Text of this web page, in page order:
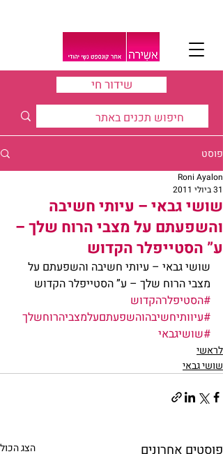
שידור חי
פוסט
שושי גבאי – עיותי חשיבה
והשפעתם על מצבי הרוח שלך –
ע” הסטייפלר הקדוש
Roni Ayalon
31 ביולי 2011
שושי גבאי – עיותי חשיבה והשפעתם על
מצבי הרוח שלך – ע” הסטייפלר הקדוש
#הסטיפלרהקדוש
#עיוותיחשיבהוהשפעתםעלמצביהרוחשלך
#שושיגבאי
לראשי
שושי גבאי
פוסטים אחרונים הצג הכול